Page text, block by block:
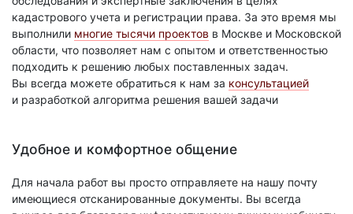
кадастрового учета и регистрации права. За это время мы
выполнили многие тысячи проектов в Москве и Московской
области, что позволяет нам с опытом и ответственностью
подходить к решению любых поставленных задач.
Вы всегда можете обратиться к нам за консультацией
и разработкой алгоритма решения вашей задачи
Удобное и комфортное общение
Для начала работ вы просто отправляете на нашу почту
имеющиеся отсканированные документы. Вы всегда